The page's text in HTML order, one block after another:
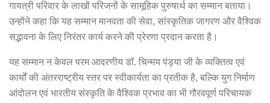
गायत्री परिवार के लाखों परिजनों के सामूहिक पुरुषार्थ का सम्मान बताया।
उन्होंने कहा कि यह सम्मान मानवता की सेवा, सांस्कृतिक जागरण और वैश्विक
सद्भावना के लिए निरंतर कार्य करने की प्रेरणा प्रदान करता है।
यह सम्मान न केवल परम आदरणीय डॉ. चिन्मय पंड्या जी के व्यक्तित्व एवं
कार्यों की अंतरराष्ट्रीय स्तर पर स्वीकार्यता का प्रतीक है, बल्कि युग निर्माण
आंदोलन एवं भारतीय संस्कृति के वैश्विक प्रभाव का भी गौरवपूर्ण परिचायक